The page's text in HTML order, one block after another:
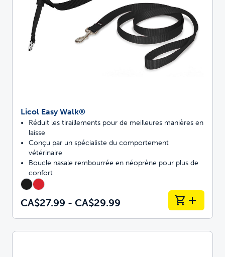
Licol Easy Walk®
Réduit les tiraillements pour de meilleures manières en
laisse
Conçu par un spécialiste du comportement
vétérinaire
Boucle nasale rembourrée en néoprène pour plus de
confort
CA$27.99 - CA$29.99